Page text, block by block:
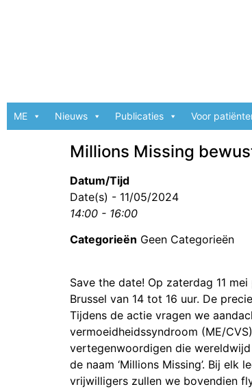
ME Nieuws Publicaties Voor
Millions Missing
Datum/Tijd
Date(s) - 11/05/2024
14:00 - 16:00
Categorieën Geen Categorieën
Save the date! Op zaterdag 11
Brussel van 14 tot 16 uur. De
Tijdens de actie vragen we
vermoeidheidssyndroom (ME/
vertegenwoordigen die
de naam ‘Millions Missing’. Bij
vrijwilligers zullen we bovendien